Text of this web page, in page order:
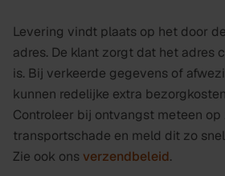
Levering vindt plaats op het door
adres. De klant zorgt dat het adres
is. Bij verkeerde gegevens of
kunnen redelijke extra
Controleer bij ontvangst meteen
transportschade en meld dit zo
Zie ook ons verzendbeleid.